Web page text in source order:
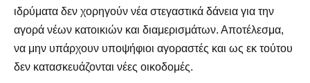
ιδρύματα δεν χορηγούν νέα στεγαστικά δάνεια για την
αγορά νέων κατοικιών και διαμερισμάτων. Αποτέλεσμα,
να μην υπάρχουν υποψήφιοι αγοραστές και ως εκ τούτου
δεν κατασκευάζονται νέες οικοδομές.